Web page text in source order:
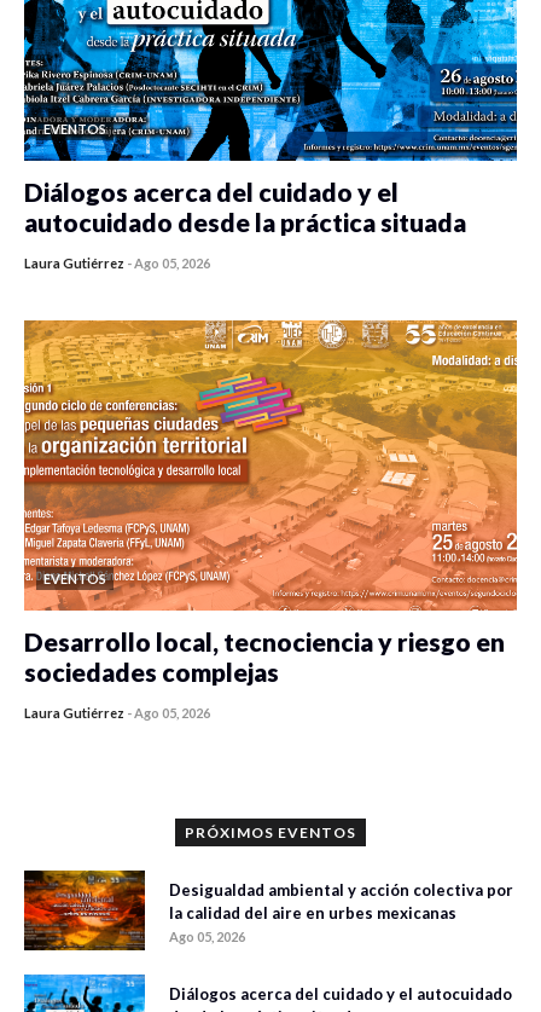
EVENTOS
Diálogos acerca del cuidado y el
autocuidado desde la práctica situada
Laura Gutiérrez -Ago 05, 2026
EVENTOS
Desarrollo local, tecnociencia y riesgo en
sociedades complejas
Laura Gutiérrez -Ago 05, 2026
PRÓXIMOS EVENTOS
Desigualdad ambiental y acción colectiva por
la calidad del aire en urbes mexicanas
Ago 05, 2026
Diálogos acerca del cuidado y el autocuidado